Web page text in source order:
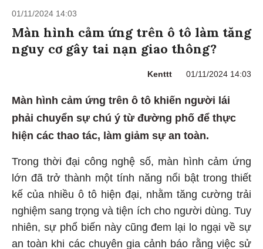
01/11/2024 14:03
Màn hình cảm ứng trên ô tô làm tăng
nguy cơ gây tai nạn giao thông?
Kenttt 01/11/2024 14:03
Màn hình cảm ứng trên ô tô khiến người lái
phải chuyển sự chú ý từ đường phố để thực
hiện các thao tác, làm giảm sự an toàn.
Trong thời đại công nghệ số, màn hình cảm ứng
lớn đã trở thành một tính năng nổi bật trong thiết
kế của nhiều ô tô hiện đại, nhằm tăng cường trải
nghiệm sang trọng và tiện ích cho người dùng. Tuy
nhiên, sự phổ biến này cũng đem lại lo ngại về sự
an toàn khi các chuyên gia cảnh báo rằng việc sử